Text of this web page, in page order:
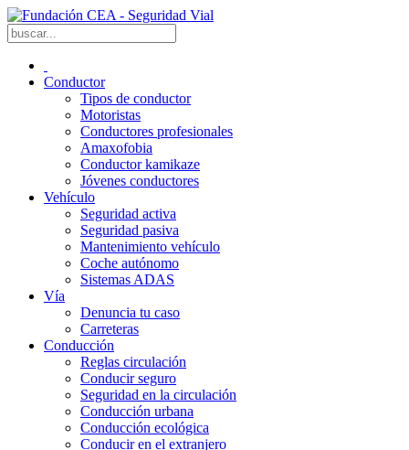
Conductor
Tipos de conductor
Motoristas
Conductores profesionales
Amaxofobia
Conductor kamikaze
Jóvenes conductores
Vehículo
Seguridad activa
Seguridad pasiva
Mantenimiento vehículo
Coche autónomo
Sistemas ADAS
Vía
Denuncia tu caso
Carreteras
Conducción
Reglas circulación
Conducir seguro
Seguridad en la circulación
Conducción urbana
Conducción ecológica
Conducir en el extranjero